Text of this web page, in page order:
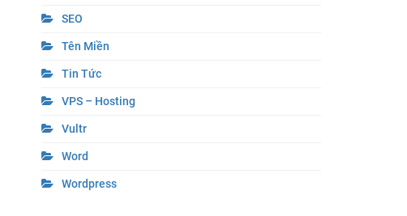
SEO
Tên Miền
Tin Tức
VPS – Hosting
Vultr
Word
Wordpress